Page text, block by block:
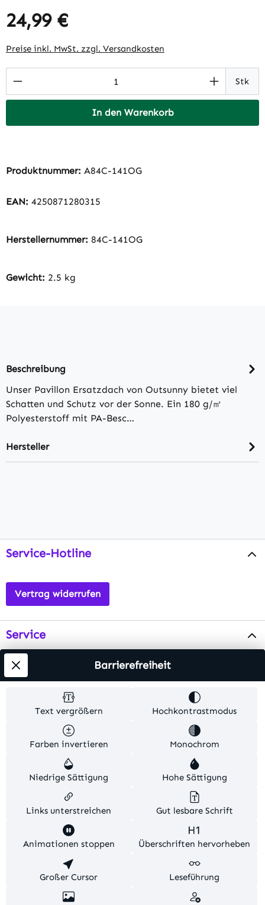
Regulärer Preis:
24,99 €
Preise inkl. MwSt. zzgl. Versandkosten
Produkt Anzahl: Gib den gewünschtenStk
In den Warenkorb
Produktnummer: A84C-141OG
EAN: 4250871280315
Herstellernummer: 84C-141OG
Gewicht: 2.5 kg
Beschreibung
Unser Pavillon Ersatzdach von Outsunny bietet viel
Schatten und Schutz vor der Sonne. Ein 180 g/㎡
Polyesterstoff mit PA-Besc…
Hersteller
Service-Hotline
Vertrag widerrufen
Service
Info
Alle Preise inkl. gesetzl. Mehrwertsteuer zzgl.
Versandkosten . Alle Artikelangaben sind
Herstellerangaben und ohne Gewähr.
© 2026 MKV24 – Alle Rechte vorbehalten. Theme by
TC-Innovations
Text vergrößern Hochkontrastmodus
Farben invertieren Monochrom
Niedrige Sättigung Hohe Sättigung
Links unterstreichen Gut lesbare Schrift
Animationen stoppen Überschriften hervorheben
Großer Cursor Leseführung
Barrierefreiheit
Diese Website verwendet Cookies, um eine bestmögliche
Erfahrung bieten zu können.
Nur technisch notwendige
Konfigurieren